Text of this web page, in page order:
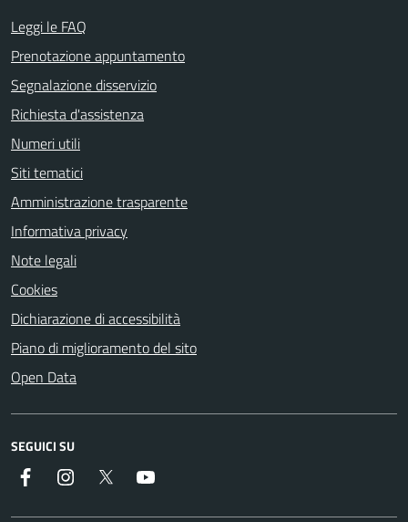
Leggi le FAQ
Prenotazione appuntamento
Segnalazione disservizio
Richiesta d'assistenza
Numeri utili
Siti tematici
Amministrazione trasparente
Informativa privacy
Note legali
Cookies
Dichiarazione di accessibilità
Piano di miglioramento del sito
Open Data
SEGUICI SU
Facebook InstagramTwitter